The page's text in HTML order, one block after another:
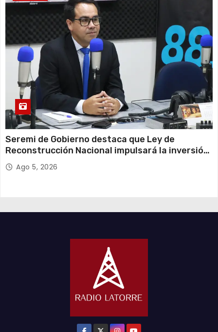
Seremi de Gobierno destaca que Ley de
Reconstrucción Nacional impulsará la inversión
y el empleo en Tarapacá
Ago 5, 2026